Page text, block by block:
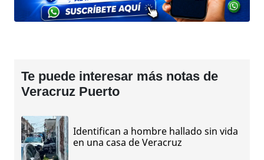
Te puede interesar más notas de
Veracruz Puerto
Identifican a hombre hallado sin vida
en una casa de Veracruz